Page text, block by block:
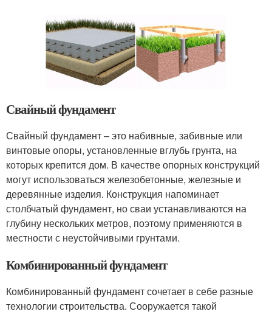
Свайный фундамент
Свайный фундамент – это набивные, забивные или
винтовые опоры, установленные вглубь грунта, на
которых крепится дом. В качестве опорных конструкций
могут использоваться железобетонные, железные и
деревянные изделия. Конструкция напоминает
столбчатый фундамент, но сваи устанавливаются на
глубину нескольких метров, поэтому применяются в
местности с неустойчивыми грунтами.
Комбинированный фундамент
Комбинированный фундамент сочетает в себе разные
технологии строительства. Сооружается такой